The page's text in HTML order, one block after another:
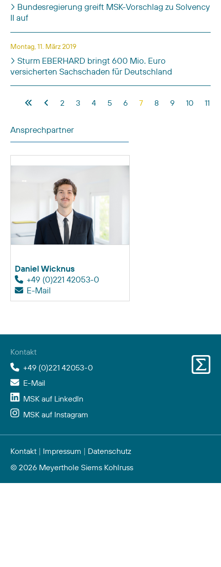
Bundesregierung greift MSK-Vorschlag zu Solvency
II auf
Montag, 11. März 2019
Sturm EBERHARD bringt 600 Mio. Euro
versicherten Sachschaden für Deutschland
2 3 4 5 6 7 8 9 10 11
Ansprechpartner
Daniel Wicknus
+49 (0)221 42053-0
E-Mail
Kontakt
+49 (0)221 42053-0
E-Mail
MSK auf LinkedIn
MSK auf Instagram
Kontakt | Impressum | Datenschutz
© 2026 Meyerthole Siems Kohlruss